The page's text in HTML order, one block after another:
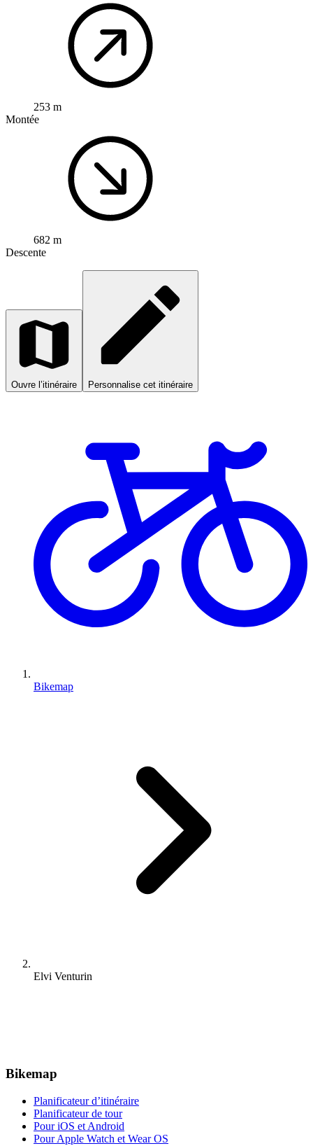
253 m
Montée
682 m
Descente
Ouvre l’itinéraire Personnalise cet itinéraire
Bikemap
Elvi Venturin
Bikemap
Planificateur d’itinéraire
Planificateur de tour
Pour iOS et Android
Pour Apple Watch et Wear OS